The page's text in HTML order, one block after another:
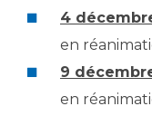
4
en
9
en